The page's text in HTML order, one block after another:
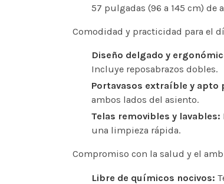
57 pulgadas (96 a 145 cm) de
Comodidad y practicidad para el
Diseño delgado y
Incluye reposabrazos dobles.
Portavasos extraíble y apto
ambos lados del asiento.
Telas removibles y lavables:
una limpieza rápida.
Compromiso con la salud y el
Libre de químicos nocivos: